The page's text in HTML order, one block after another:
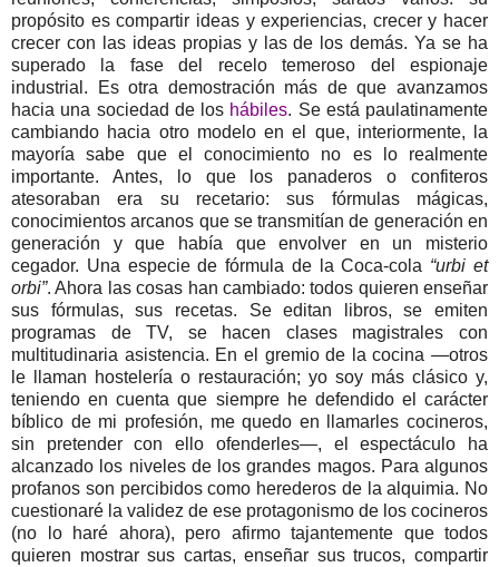
propósito es compartir ideas y experiencias, crecer y hacer
crecer con las ideas propias y las de los demás. Ya se ha
superado la fase del recelo temeroso del espionaje
industrial. Es otra demostración más de que avanzamos
hacia una sociedad de los hábiles. Se está paulatinamente
cambiando hacia otro modelo en el que, interiormente, la
mayoría sabe que el conocimiento no es lo realmente
importante. Antes, lo que los panaderos o confiteros
atesoraban era su recetario: sus fórmulas mágicas,
conocimientos arcanos que se transmitían de generación en
generación y que había que envolver en un misterio
cegador. Una especie de fórmula de la Coca-cola “urbi et
orbi”. Ahora las cosas han cambiado: todos quieren enseñar
sus fórmulas, sus recetas. Se editan libros, se emiten
programas de TV, se hacen clases magistrales con
multitudinaria asistencia. En el gremio de la cocina —otros
le llaman hostelería o restauración; yo soy más clásico y,
teniendo en cuenta que siempre he defendido el carácter
bíblico de mi profesión, me quedo en llamarles cocineros,
sin pretender con ello ofenderles—, el espectáculo ha
alcanzado los niveles de los grandes magos. Para algunos
profanos son percibidos como herederos de la alquimia. No
cuestionaré la validez de ese protagonismo de los cocineros
(no lo haré ahora), pero afirmo tajantemente que todos
quieren mostrar sus cartas, enseñar sus trucos, compartir